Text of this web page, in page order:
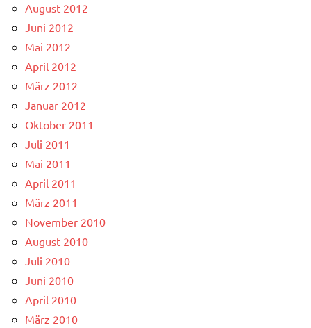
August 2012
Juni 2012
Mai 2012
April 2012
März 2012
Januar 2012
Oktober 2011
Juli 2011
Mai 2011
April 2011
März 2011
November 2010
August 2010
Juli 2010
Juni 2010
April 2010
März 2010